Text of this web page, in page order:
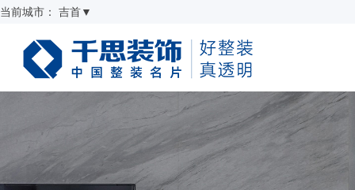
当前城市： 吉首 ▼